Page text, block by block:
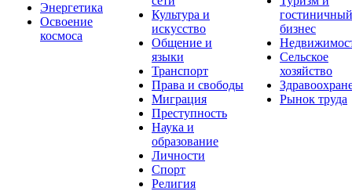
Энергетика
Освоение
космоса
Культура и
искусство
Общение и
языки
Транспорт
Права и свободы
Миграция
Преступность
Наука и
образование
Личности
Спорт
Религия
гостиничный
бизнес
Сельское
хозяйство
Рынок труда